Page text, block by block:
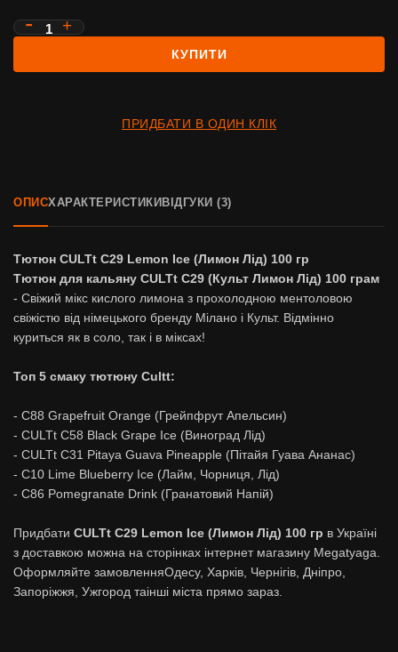
КУПИТИ
ПРИДБАТИ В ОДИН КЛІК
ОПИСХАРАКТЕРИСТИКИ ВІДГУКИ (3)
Тютюн CULTt C29 Lemon Ice (Лимон Лід) 100 гр
Тютюн для кальяну CULTt C29 (Культ Лимон Лід) 100 грам
- Свіжий мікс кислого лимона з прохолодною ментоловою
свіжістю від німецького бренду Мілано і Культ. Відмінно
куриться як в соло, так і в міксах!
Топ 5 смаку тютюну Cultt:
- C88 Grapefruit Orange (Грейпфрут Апельсин)
- CULTt C58 Black Grape Ice (Виноград Лід)
- СULTt C31 Pitaya Guava Pineapple (Пітайя Гуава Ананас)
- C10 Lime Blueberry Ice (Лайм, Чорниця, Лід)
- C86 Pomegranate Drink (Гранатовий Напій)
Придбати CULTt C29 Lemon Ice (Лимон Лід) 100 гр в Україні
з доставкою можна на сторінках інтернет магазину Megatyaga.
Оформляйте замовленняОдесу, Харків, Чернігів, Дніпро,
Запоріжжя, Ужгород таінші міста прямо зараз.